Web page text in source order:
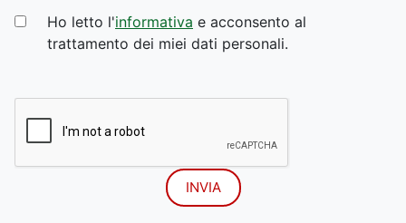
Ho letto l'informativa e acconsento al
trattamento dei miei dati personali.